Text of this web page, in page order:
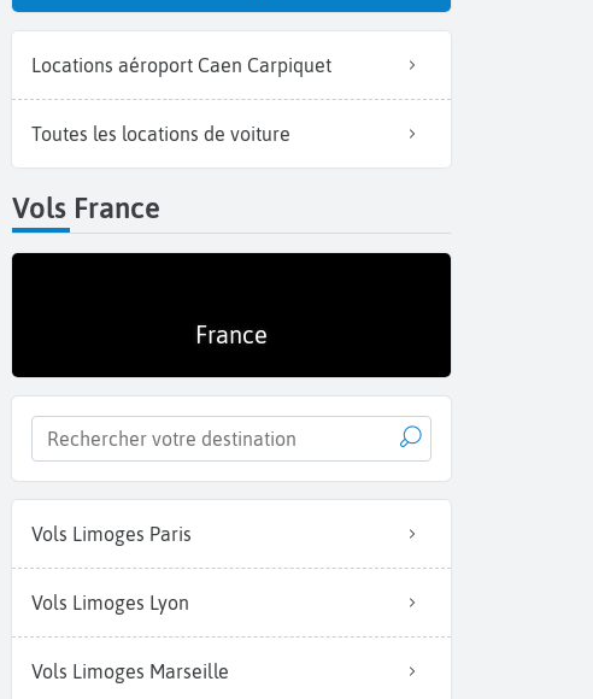
Locations aéroport Caen Carpiquet
Toutes les locations de voiture
Vols France
France
Vols Limoges Paris
Vols Limoges Lyon
Vols Limoges Marseille